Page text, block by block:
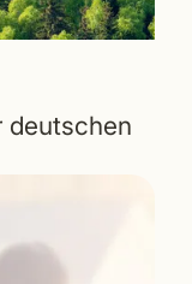
deutschen